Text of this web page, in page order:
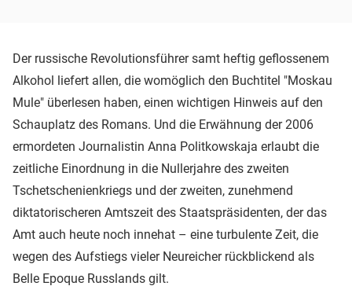
Der russische Revolutionsführer samt heftig geflossenem
Alkohol liefert allen, die womöglich den Buchtitel "Moskau
Mule" überlesen haben, einen wichtigen Hinweis auf den
Schauplatz des Romans. Und die Erwähnung der 2006
ermordeten Journalistin Anna Politkowskaja erlaubt die
zeitliche Einordnung in die Nullerjahre des zweiten
Tschetschenienkriegs und der zweiten, zunehmend
diktatorischeren Amtszeit des Staatspräsidenten, der das
Amt auch heute noch innehat – eine turbulente Zeit, die
wegen des Aufstiegs vieler Neureicher rückblickend als
Belle Epoque Russlands gilt.